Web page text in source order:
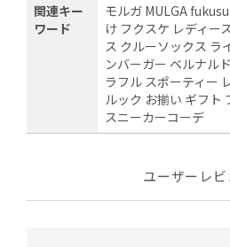
関連キー
ワード
モルガ MULGA
け フクスケ レディー
ス クルーソックス ラ
ンバーガー ベルナル
ラフル スポーティー
ルック お揃い ギフト
スニーカーコーデ
ユーザーレビ